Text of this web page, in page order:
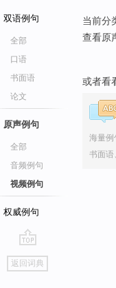
双语例句
全部
口语
书面语
论文
原声例句
全部
音频例句
视频例句
权威例句
go
top
返回词典
当前分
查看原
或者看
海量例
书面语